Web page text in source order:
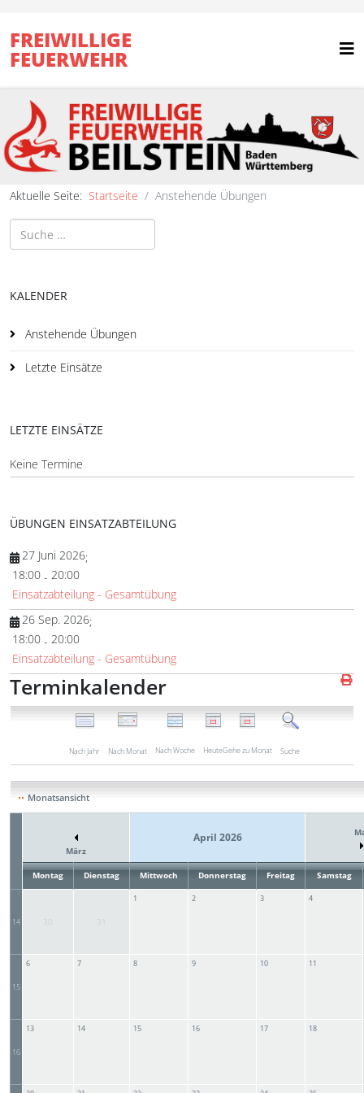
FREIWILLIGE
FEUERWEHR
Aktuelle Seite: Startseite Anstehende Übungen
Suchen
KALENDER
Anstehende Übungen
Letzte Einsätze
LETZTE EINSÄTZE
Keine Termine
ÜBUNGEN EINSATZABTEILUNG
27 Juni 2026;
18:00 - 20:00
Einsatzabteilung - Gesamtübung
26 Sep. 2026;
18:00 - 20:00
Einsatzabteilung - Gesamtübung
Terminkalender
Nach Jahr Nach Monat Nach Woche HeuteGehe zu Monat Suche
Monatsansicht
März
April 2026
Montag Dienstag Mittwoch Donnerstag Freitag Samstag
14
1 2 3 4
15
6 7 8 9 10 11
16
13 14 15 16 17 18